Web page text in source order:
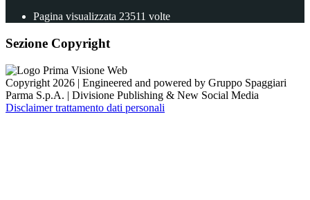
Pagina visualizzata 23511 volte
Sezione Copyright
Copyright 2026 | Engineered and powered by Gruppo Spaggiari
Parma S.p.A. | Divisione Publishing & New Social Media
Disclaimer trattamento dati personali